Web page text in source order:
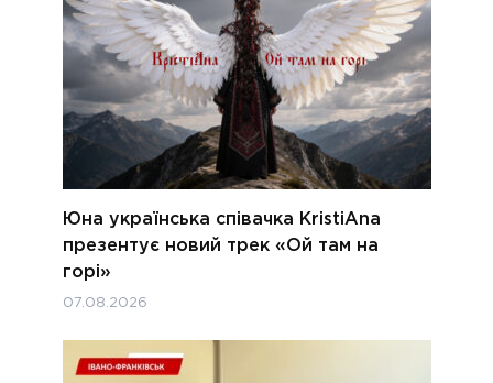
Юна українська співачка KristiAna
презентує новий трек «Ой там на
горі»
07.08.2026